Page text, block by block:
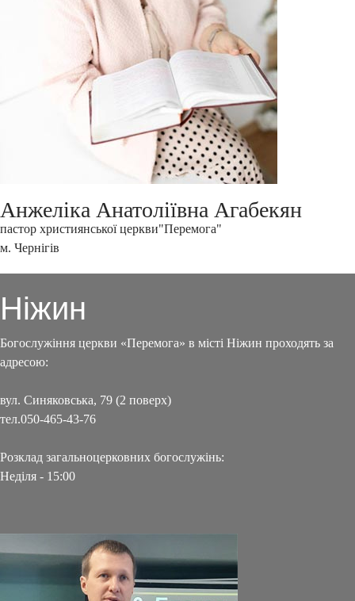
Анжеліка Анатоліївна Агабекян
пастор християнської церкви"Перемога"
м. Чернігів
Ніжин
Богослужіння церкви «Перемога» в місті Ніжин проходять за
адресою:
вул. Синяковська, 79 (2 поверх)
тел.050-465-43-76
Розклад загальноцерковних богослужінь:
Неділя - 15:00